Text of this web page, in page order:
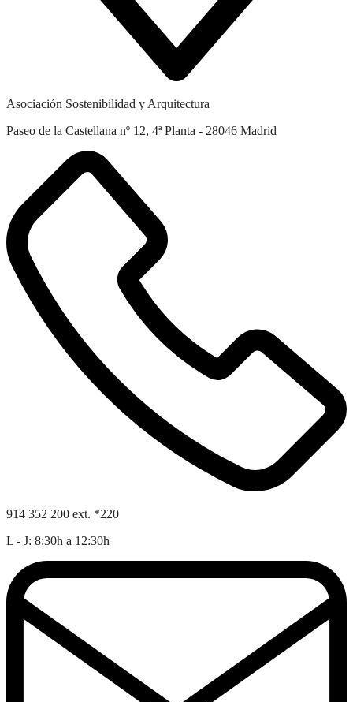
Asociación Sostenibilidad y Arquitectura
Paseo de la Castellana nº 12, 4ª Planta - 28046 Madrid
914 352 200 ext. *220
L - J: 8:30h a 12:30h